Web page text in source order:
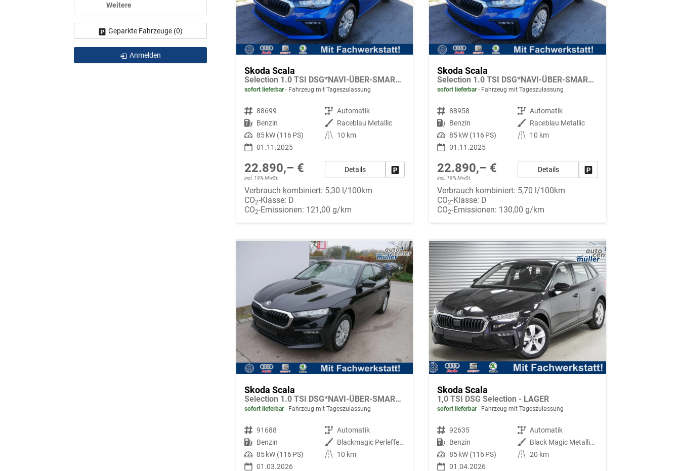
Skoda Scala
Selection 1.0 TSI DSG*NAVI-ÜBER-SMARTLINK*PDC-HI*LED*TEMPOMAT*SHZ*DAB*KLIMA
sofort lieferbar Fahrzeug mit Tageszulassung
Fahrzeugnr. 88699 Getriebe Automatik
Kraftstoff Benzin Außenfarbe Raceblau Metallic
Leistung 85 kW (116 PS) Kilometerstand
10 km
01.11.2025
22.890,– €
incl. 19% MwSt.
Details Fahrzeug parken
Verbrauch kombiniert: 5,30 l/100km
CO2-Klasse: D
CO2-Emissionen: 121,00 g/km
Skoda Scala
Selection 1.0 TSI DSG*NAVI-ÜBER-SMARTLINK*PDC-HI*LED*TEMPOMAT*SHZ*DAB*KLIMA
sofort lieferbar Fahrzeug mit Tageszulassung
Fahrzeugnr. 88958 Getriebe Automatik
Kraftstoff Benzin Außenfarbe Raceblau Metallic
Leistung 85 kW (116 PS) Kilometerstand
10 km
01.11.2025
22.890,– €
incl. 19% MwSt.
Details
Verbrauch kombiniert: 5,70 l/100km
CO2-Klasse: D
CO2-Emissionen: 130,00 g/km
Skoda Scala
Selection 1.0 TSI DSG*NAVI-ÜBER-SMARTLINK*PDC-HI*LED*TEMPOMAT*SHZ*DAB*KLIMA
sofort lieferbar Fahrzeug mit Tageszulassung
Fahrzeugnr. 91688 Getriebe Automatik
Kraftstoff Benzin Außenfarbe
Blackmagic Perleffekt
Leistung 85 kW (116 PS) Kilometerstand
10 km
01.03.2026
Skoda Scala
1,0 TSI DSG Selection - LAGER
sofort lieferbar Fahrzeug mit Tageszulassung
Fahrzeugnr. 92635 Getriebe Automatik
Kraftstoff Benzin Außenfarbe
Black Magic Metallic (1Z)
Leistung 85 kW (116 PS) Kilometerstand 20 km
01.04.2026
Weitere
Geparkte Fahrzeuge (0)
Anmelden